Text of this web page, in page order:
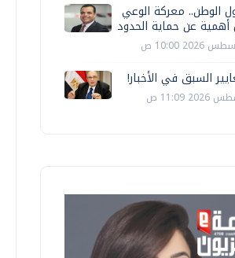
الوطن.. معركة الوعي
أهمية عن حماية الحدود
السبق في الأخبار!